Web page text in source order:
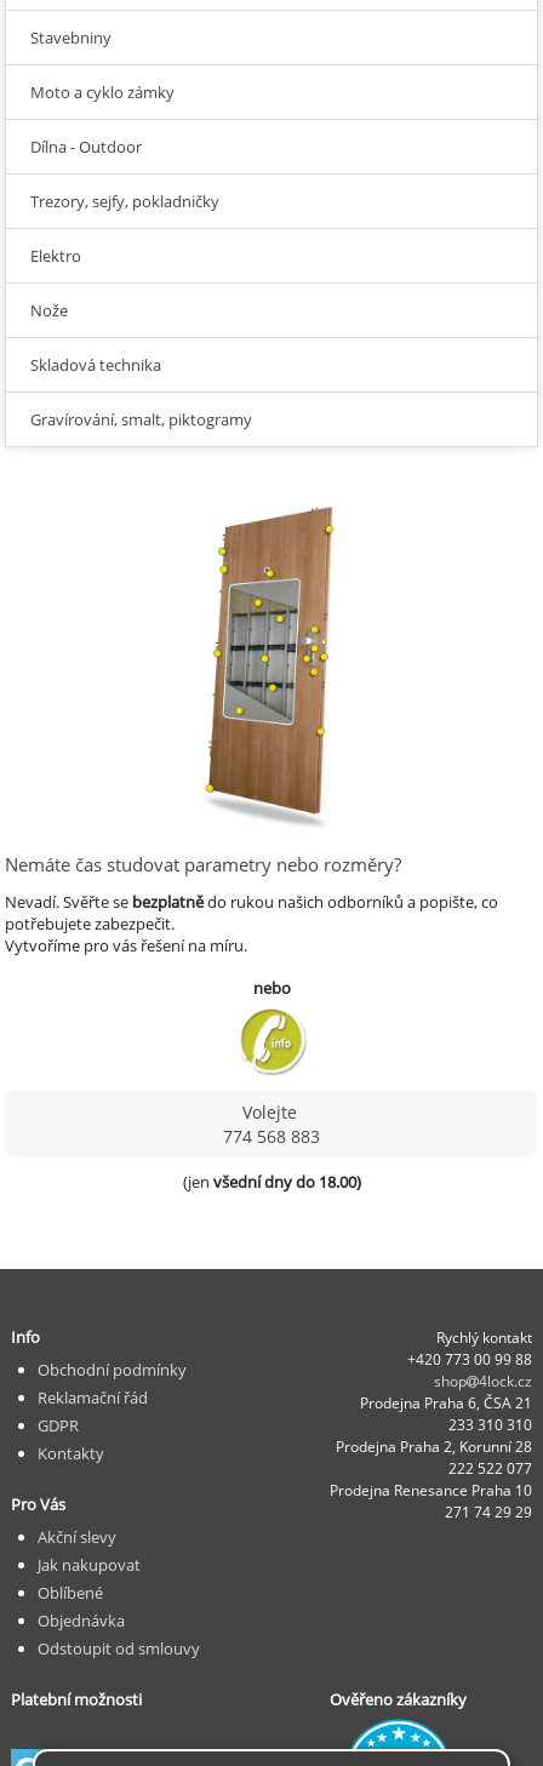
Stavebniny
Moto a cyklo zámky
Dílna - Outdoor
Trezory, sejfy, pokladničky
Elektro
Nože
Skladová technika
Gravírování, smalt, piktogramy
Nemáte čas studovat parametry nebo rozměry?
Nevadí.Svěřte se bezplatnědo rukou našich odborníků a popište, co
potřebujete zabezpečit.
Vytvoříme pro vás řešení na míru.
nebo
Volejte
774 568 883
(jen všední dny do 18.00)
Rychlý kontakt
+420 773 00 99 88
shop
4lock.cz
Prodejna Praha 6, ČSA 21
233 310 310
Prodejna Praha 2, Korunní 28
222 522 077
Prodejna Renesance Praha 10
271 74 29 29
Info
Obchodní podmínky
Reklamační řád
GDPR
Kontakty
Pro Vás
Akční slevy
Jak nakupovat
Oblíbené
Objednávka
Odstoupit od smlouvy
Platební možnosti Ověřeno zákazníky